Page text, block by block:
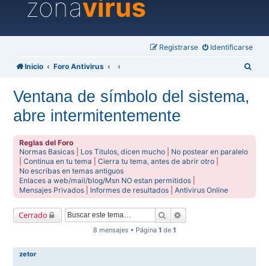
zonavirus
Identificarse
Registrarse
Inicio Foro Antivirus
Ventana de símbolo del sistema,
abre intermitentemente
Reglas del Foro
Normas Basicas
Los Titulos, dicen mucho
No postear en paralelo
|Continua en tu tema |Cierra tu tema, antes de abrir otro
No escribas en temas antiguos
Enlaces a web/mail/blog/Msn NO estan permitidos
Mensajes Privados
Informes de resultados |Antivirus Online
Cerrado Buscar
8 mensajes • Página 1 de 1
zetor